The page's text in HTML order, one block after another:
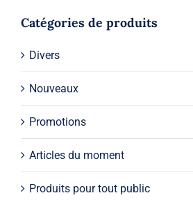
Catégories de produits
Divers
Nouveaux
Promotions
Articles du moment
Produits pour tout public